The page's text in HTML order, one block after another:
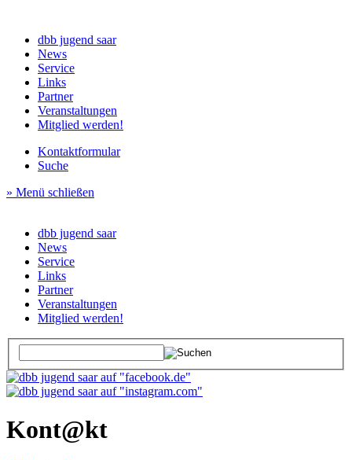
dbb jugend saar
News
Service
Links
Partner
Veranstaltungen
Mitglied werden!
Kontaktformular
Suche
» Menü schließen
dbb jugend saar
News
Service
Links
Partner
Veranstaltungen
Mitglied werden!
Kont@kt